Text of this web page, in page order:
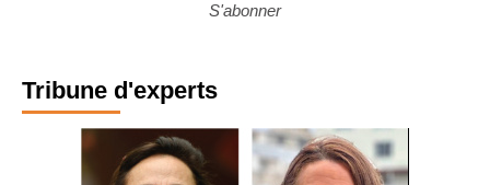
S'abonner
Tribune d'experts